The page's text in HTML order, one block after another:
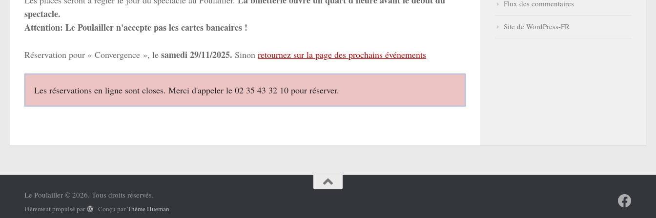
spectacle.
Attention: Le Poulailler n'accepte pas les cartes bancaires !
Réservation pour « Convergence », le samedi 29/11/2025. Sinon retournez sur la page des prochains événements
Les réservations en ligne sont closes. Merci d'appeler le 02 35 43 32 10 pour réserver.
Flux des commentaires
Site de WordPress-FR
Le Poulailler © 2026. Tous droits réservés.
Fièrement propulsé par - Conçu parThème Hueman